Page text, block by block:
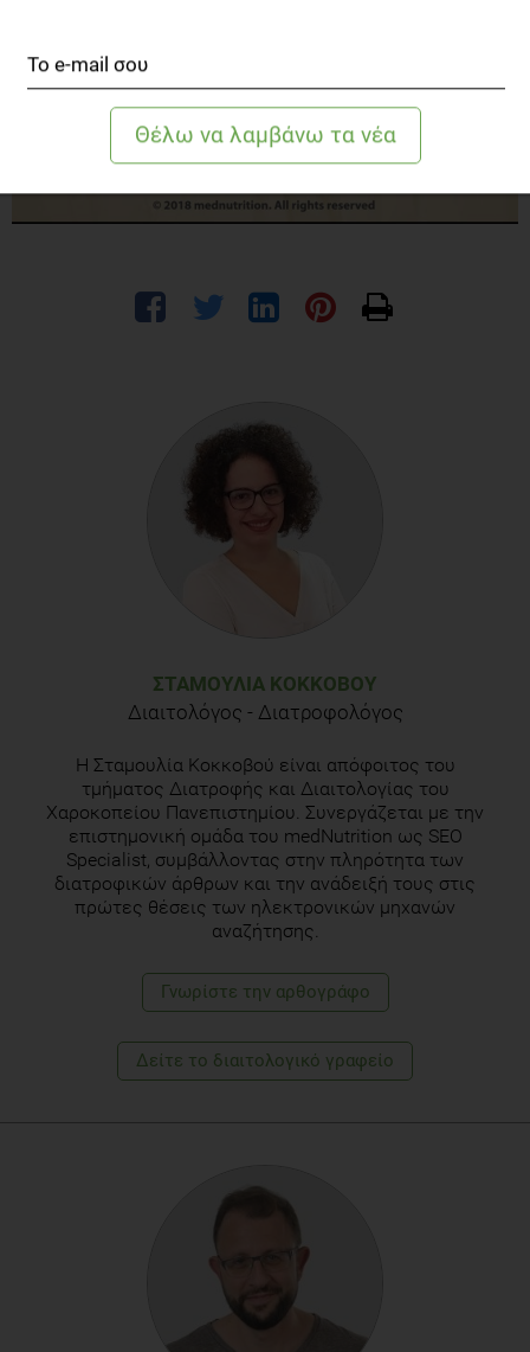
ΣΤΑΜΟΥΛΊΑ ΚΟΚΚΟΒΟΎ
Διαιτολόγος - Διατροφολόγος
Η Σταμουλία Κοκκοβού είναι απόφοιτος του
τμήματος Διατροφής και Διαιτολογίας του
Χαροκοπείου Πανεπιστημίου. Συνεργάζεται με την
επιστημονική ομάδα του medNutrition ως SEO
Specialist, συμβάλλοντας στην πληρότητα των
διατροφικών άρθρων και την ανάδειξή τους στις
πρώτες θέσεις των ηλεκτρονικών μηχανών
αναζήτησης.
Γνωρίστε την αρθογράφο
Δείτε το διαιτολογικό γραφείο